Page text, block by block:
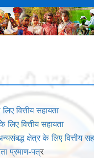
वित्तीय सहायता
लिए वित्तीय सहायता
क्षेत्र के लिए वित्तीय
प्रमाण-पत्र